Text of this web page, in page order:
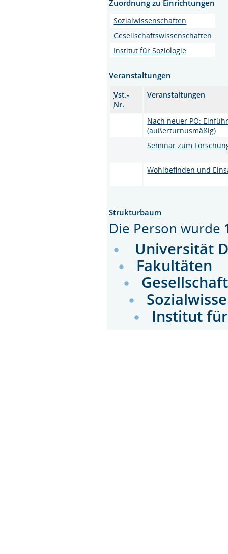
Zuordnung zu Einrichtungen
Sozialwissenschaften
Gesellschaftswissenschaften
Institut für Soziologie
Veranstaltungen
Vst.-
Nr.
Veranstaltungen
Nach neuer PO:
(außerturnusmäßig)
Seminar zum
Wohlbefinden und
Strukturbaum
Die Person wurde
Universität
Fakultäten
Institut